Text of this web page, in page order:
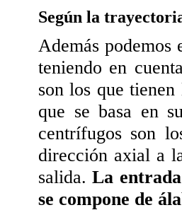
Según la
Además podemos
teniendo en
son los que
que se basa en
centrífugos son
dirección axial a
salida.La
se compone de